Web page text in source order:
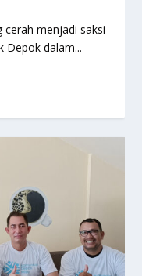
cerah menjadi saksi
Depok dalam...